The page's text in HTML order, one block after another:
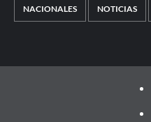
NACIONALES NOTICIAS